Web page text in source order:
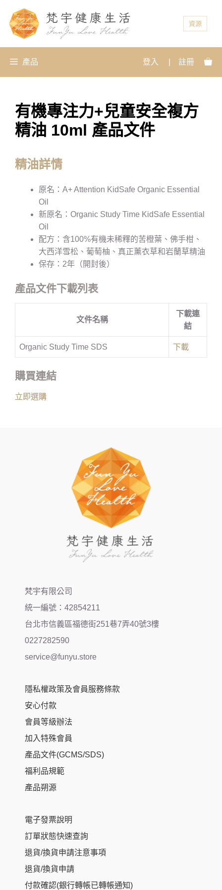
資源
產品 登入 註冊
有機專注力+兒童安全複方
精油 10ml 產品文件
精油詳情
原名：A+ Attention KidSafe Organic Essential
Oil
新原名：Organic Study Time KidSafe Essential
Oil
配方：含100%有機未稀釋的苦橙葉、佛手柑、
大西洋雪松、葡萄柚、真正薰衣草和岩蘭草精油
保存：2年（開封後）
產品文件下載列表
文件名稱
下載連
結
Organic Study Time SDS 下載
購買連結
立即選購
梵宇有限公司
統一編號：42854211
台北市信義區福德街251巷7弄40號3樓
0227282590
service@funyu.store
隱私權政策及會員服務條款
安心付款
會員等級辦法
加入特殊會員
產品文件(GCMS/SDS)
福利品規範
產品朔源
電子發票說明
訂單狀態快速查詢
退貨/換貨申請注意事項
退貨/換貨申請
付款確認(銀行轉帳已轉帳通知)